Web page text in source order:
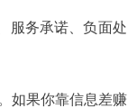
服务承诺、负面处
如果你靠信息差赚